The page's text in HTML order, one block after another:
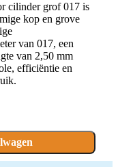
cilinder grof 017 is
kop en grove
van 017, een
van 2,50 mm
efficiëntie en